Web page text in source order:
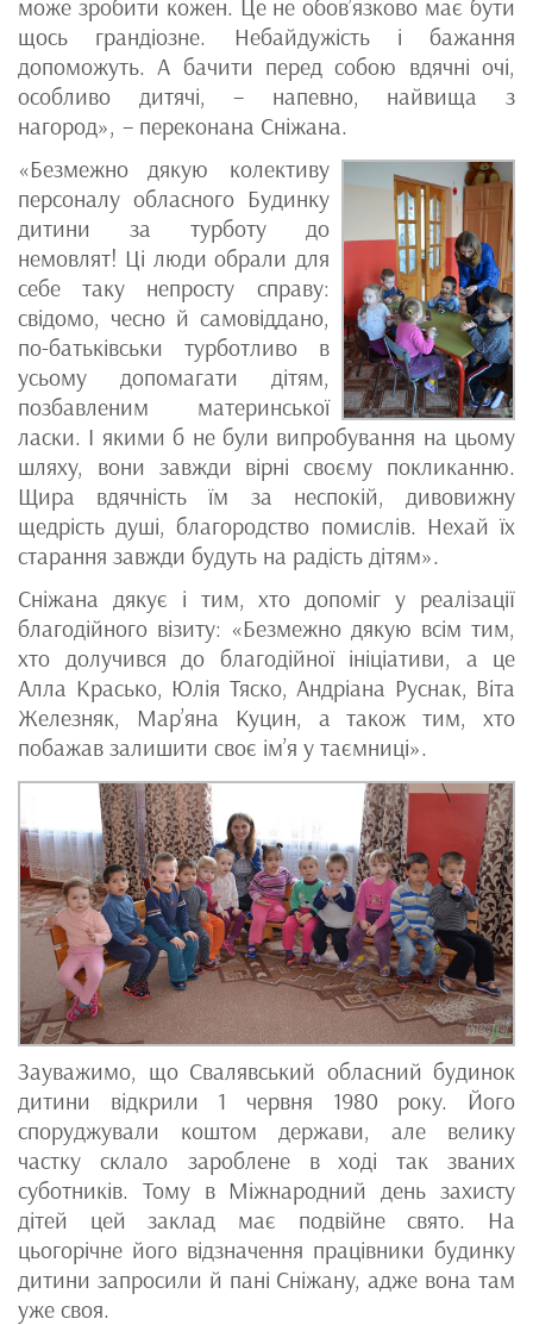
може зробити кожен. Це не обов’язково має бути
щось грандіозне. Небайдужість і бажання
допоможуть. А бачити перед собою вдячні очі,
особливо дитячі, – напевно, найвища з
нагород», – переконана Сніжана.
«Безмежно дякую колективу
персоналу обласного Будинку
дитини за турботу до
немовлят! Ці люди обрали для
себе таку непросту справу:
свідомо, чесно й самовіддано,
по-батьківськи турботливо в
усьому допомагати дітям,
позбавленим материнської
ласки. І якими б не були випробування на цьому
шляху, вони завжди вірні своєму покликанню.
Щира вдячність їм за неспокій, дивовижну
щедрість душі, благородство помислів. Нехай їх
старання завжди будуть на радість дітям».
Сніжана дякує і тим, хто допоміг у реалізації
благодійного візиту: «Безмежно дякую всім тим,
хто долучився до благодійної ініціативи, а це
Алла Красько, Юлія Тяско, Андріана Руснак, Віта
Железняк, Мар’яна Куцин, а також тим, хто
побажав залишити своє ім’я у таємниці».
Зауважимо, що Свалявський обласний будинок
дитини відкрили 1 червня 1980 року. Його
споруджували коштом держави, але велику
частку склало зароблене в ході так званих
суботників. Тому в Міжнародний день захисту
дітей цей заклад має подвійне свято. На
цьогорічне його відзначення працівники будинку
дитини запросили й пані Сніжану, адже вона там
уже своя.